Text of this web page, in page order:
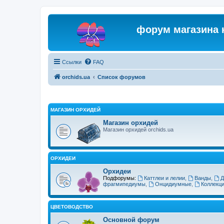
форум магазина
Ссылки FAQ
orchids.ua Список форумов
МАГАЗИН ОРХИДЕЙ
Магазин орхидей
Магазин орхидей orchids.ua
ОРХИДЕИ
Орхидеи
Подфорумы: Каттлеи и лелии, Ванды,
фрагмипедиумы
Онцидиумные,
ЦВЕТОВОДСТВО
Основной форум